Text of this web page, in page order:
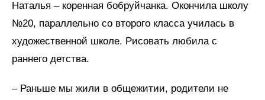
Наталья – коренная бобруйчанка. Окончила школу
№20, параллельно со второго класса училась в
художественной школе. Рисовать любила с
раннего детства.
– Раньше мы жили в общежитии, родители не